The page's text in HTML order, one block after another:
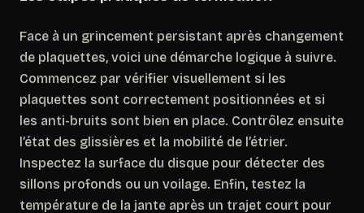
Face à un grincement persistant après changement
de plaquettes, voici une démarche logique à suivre.
Commencez par vérifier visuellement si les
plaquettes sont correctement positionnées et si
les anti-bruits sont bien en place. Contrôlez ensuite
l’état des glissières et la mobilité de l’étrier.
Inspectez la surface du disque pour détecter des
sillons profonds ou un voilage. Enfin, testez la
température de la jante après un trajet court pour